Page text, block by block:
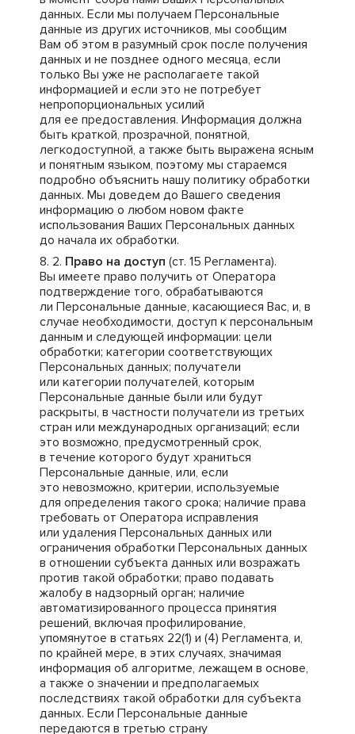
данных. Если мы получаем Персональные
данные из других источников, мы сообщим
Вам об этом в разумный срок после получения
данных и не позднее одного месяца, если
только Вы уже не располагаете такой
информацией и если это не потребует
непропорциональных усилий
для ее предоставления. Информация должна
быть краткой, прозрачной, понятной,
легкодоступной, а также быть выражена ясным
и понятным языком, поэтому мы стараемся
подробно объяснить нашу политику обработки
данных. Мы доведем до Вашего сведения
информацию о любом новом факте
использования Ваших Персональных данных
до начала их обработки.
Право на доступ (ст. 15 Регламента).
Вы имеете право получить от Оператора
подтверждение того, обрабатываются
ли Персональные данные, касающиеся Вас, и, в
случае необходимости, доступ к персональным
данным и следующей информации: цели
обработки; категории соответствующих
Персональных данных; получатели
или категории получателей, которым
Персональные данные были или будут
раскрыты, в частности получатели из третьих
стран или международных организаций; если
это возможно, предусмотренный срок,
в течение которого будут храниться
Персональные данные, или, если
это невозможно, критерии, используемые
для определения такого срока; наличие права
требовать от Оператора исправления
или удаления Персональных данных или
ограничения обработки Персональных данных
в отношении субъекта данных или возражать
против такой обработки; право подавать
жалобу в надзорный орган; наличие
автоматизированного процесса принятия
решений, включая профилирование,
упомянутое в статьях 22(1) и (4) Регламента, и,
по крайней мере, в этих случаях, значимая
информация об алгоритме, лежащем в основе,
а также о значении и предполагаемых
последствиях такой обработки для субъекта
данных. Если Персональные данные
передаются в третью страну